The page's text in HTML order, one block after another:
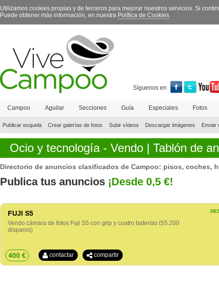
Utilizamos cookies propias y de terceros para mejorar nuestros servicios. Si
Puede obtener más información, en nuestra Política de Cookies.
Síguenos en
Campoo Aguilar Secciones Guía Especiales Fotos
Publicar esquela Crear galerías de fotos Subir vídeos Descargar imágenes Enviar
Contacto
Ocio y tecnología - Vendo | Tablón de
Directorio de anuncios clasificados de Campoo: pisos, coches,
Publica tus anuncios ¡Desde 0,5 €!
FUJI S5
Vendo cámara de fotos Fuji S5 con grip y cuatro baterías (55.200
disparos)
400 € contactar compartir